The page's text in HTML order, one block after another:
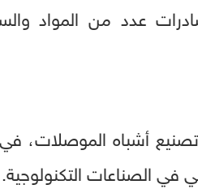
عدد من المواد
أشباه الموصلات،
في الصناعات التكنولوجية.